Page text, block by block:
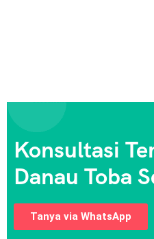
Konsultasi
Danau Toba
Tanya via WhatsApp